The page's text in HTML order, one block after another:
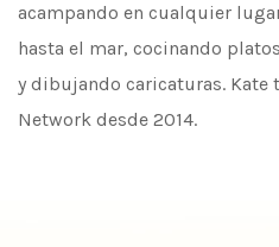
acampando en cualquier
hasta el mar, cocinando
y dibujando caricaturas. Kate
Network desde 2014.